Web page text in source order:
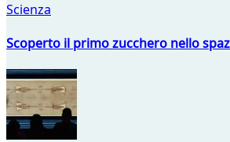
Scienza
Scoperto il primo zucchero nello